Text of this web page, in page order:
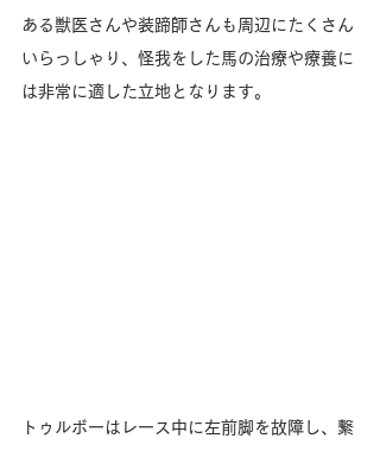
ある獣医さんや装蹄師さんも周辺にたくさん
いらっしゃり、怪我をした馬の治療や療養に
は非常に適した立地となります。
トゥルボーはレース中に左前脚を故障し、繋